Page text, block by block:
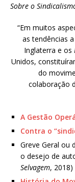
Sobre o
“Em muitos
as tendências
Inglaterra e os
Unidos,
do
colaboração
A Gestão
Contra o
Greve Geral ou
o desejo de
Selvagem, 2018)